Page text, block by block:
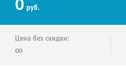
руб.
Цена без скидки:
∞